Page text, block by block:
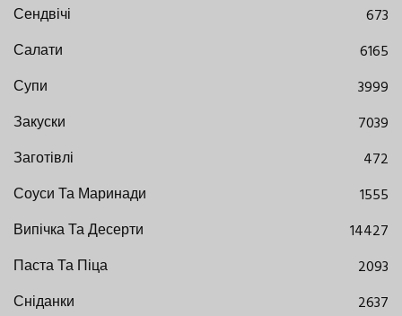
Сендвічі
673
Салати
6165
Супи
3999
Закуски
7039
Заготівлі
472
Соуси Та Маринади
1555
Випічка Та Десерти
14427
Паста Та Піца
2093
Сніданки
2637